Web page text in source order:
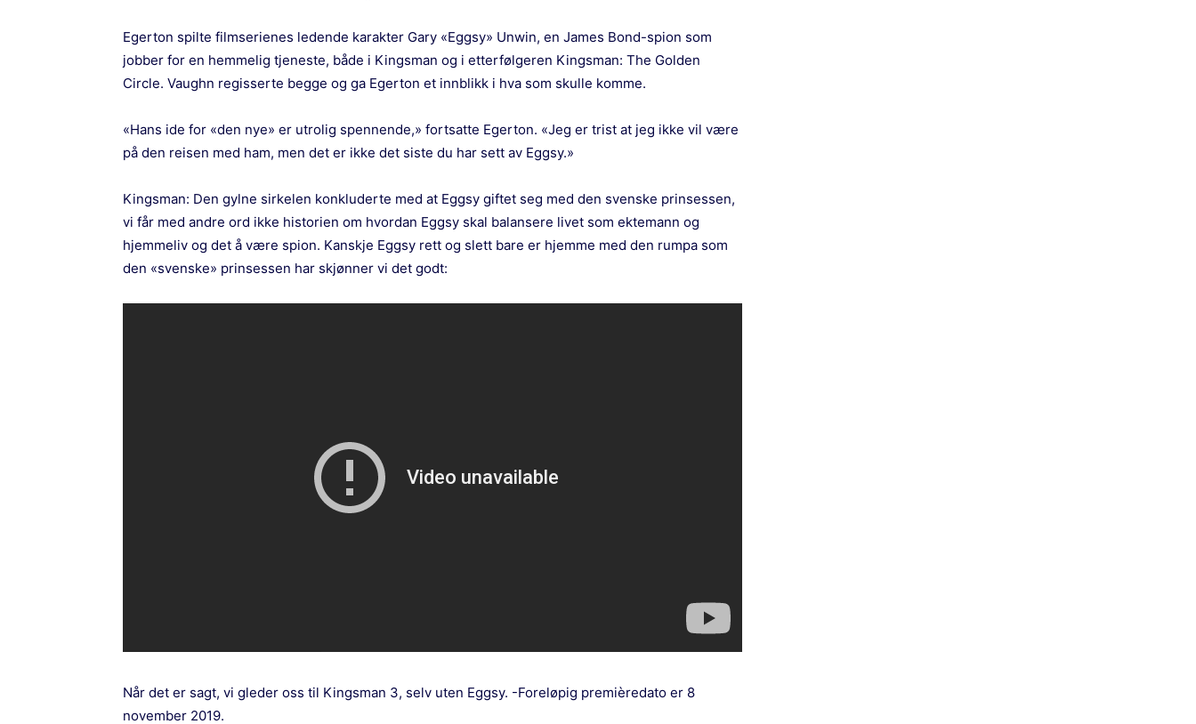
Egerton spilte filmserienes ledende karakter Gary «Eggsy» Unwin, en James Bond-spion som
jobber for en hemmelig tjeneste, både i Kingsman og i etterfølgeren Kingsman: The Golden
Circle. Vaughn regisserte begge og ga Egerton et innblikk i hva som skulle komme.
«Hans ide for «den nye» er utrolig spennende,» fortsatte Egerton. «Jeg er trist at jeg ikke vil være
på den reisen med ham, men det er ikke det siste du har sett av Eggsy.»
Kingsman: Den gylne sirkelen konkluderte med at Eggsy giftet seg med den svenske prinsessen,
vi får med andre ord ikke historien om hvordan Eggsy skal balansere livet som ektemann og
hjemmeliv og det å være spion. Kanskje Eggsy rett og slett bare er hjemme med den rumpa som
den «svenske» prinsessen har skjønner vi det godt:
Når det er sagt, vi gleder oss til Kingsman 3, selv uten Eggsy. -Foreløpig premièredato er 8
november 2019.